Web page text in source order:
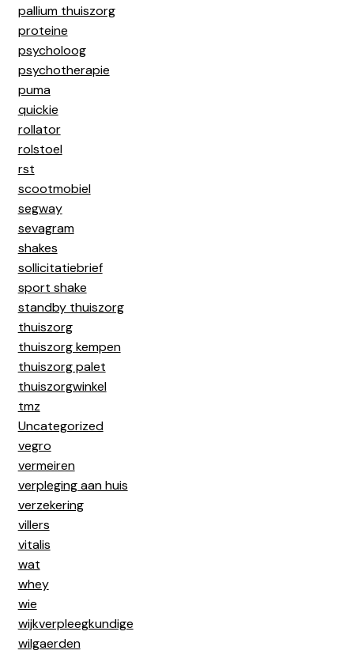
pallium thuiszorg
proteine
psycholoog
psychotherapie
puma
quickie
rollator
rolstoel
rst
scootmobiel
segway
sevagram
shakes
sollicitatiebrief
sport shake
standby thuiszorg
thuiszorg
thuiszorg kempen
thuiszorg palet
thuiszorgwinkel
tmz
Uncategorized
vegro
vermeiren
verpleging aan huis
verzekering
villers
vitalis
wat
whey
wie
wijkverpleegkundige
wilgaerden